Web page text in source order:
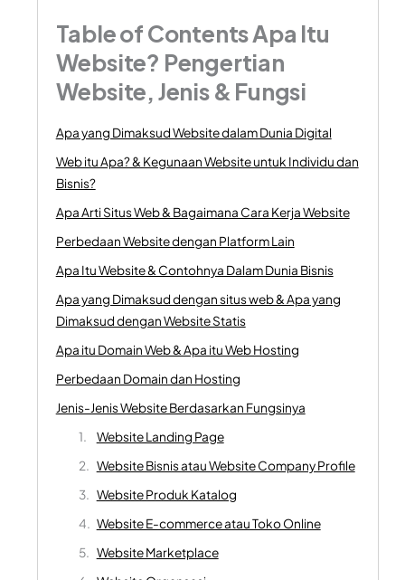
Table of ContentsApa Itu
Website? Pengertian
Website, Jenis & Fungsi
Apa yang Dimaksud Website dalam Dunia Digital
Web itu Apa? & Kegunaan Website untuk Individu dan
Bisnis?
Apa Arti Situs Web & Bagaimana Cara Kerja Website
Perbedaan Website dengan Platform Lain
Apa Itu Website & Contohnya Dalam Dunia Bisnis
Apa yang Dimaksud dengan situs web & Apa yang
Dimaksud dengan Website Statis
Apa itu Domain Web & Apa itu Web Hosting
Perbedaan Domain dan Hosting
Jenis-Jenis Website Berdasarkan Fungsinya
Website Landing Page
Website Bisnis atau Website Company Profile
Website Produk Katalog
Website E-commerce atau Toko Online
Website Marketplace